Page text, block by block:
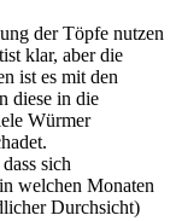
der Töpfe nutzen
klar, aber die
ist es mit den
diese in die
Würmer
sich
welchen Monaten
Durchsicht)